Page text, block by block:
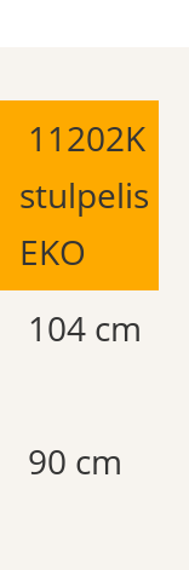
11202K
stulpelis
EKO
104 cm
90 cm